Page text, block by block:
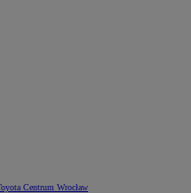
Centrum Wrocław